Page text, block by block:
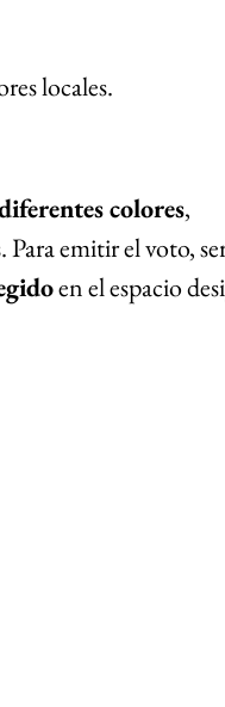
locales.
colores,
emitir el voto,
en el espacio